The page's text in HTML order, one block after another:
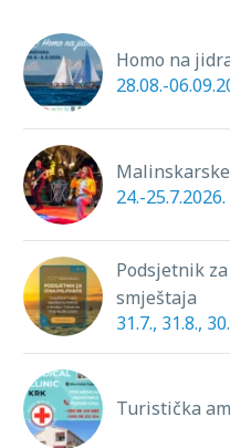
Homo na
28.08.-
24.-25.7.2026.
Podsjetnik
smještaja
31.7., 31.8.,
Turistička